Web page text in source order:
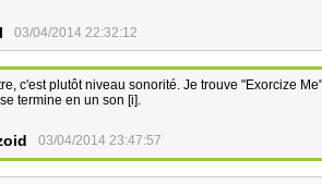
03/04/2014 22:32:12
c'est plutôt niveau sonorité. Je trouve "Exorcize
termine en un son [i].
03/04/2014 23:47:57